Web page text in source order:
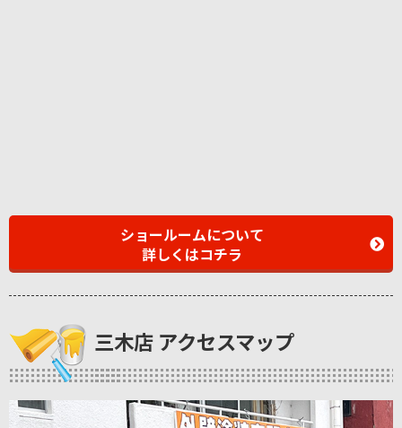
ショールームについて
詳しくはコチラ
三木店 アクセスマップ